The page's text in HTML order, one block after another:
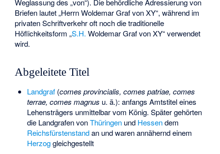
Weglassung des „von“). Die behördliche Adressierung von
Briefen lautet „Herrn Woldemar Graf von XY“, während im
privaten Schriftverkehr oft noch die traditionelle
Höflichkeitsform „S.H. Woldemar Graf von XY“ verwendet
wird.
Abgeleitete Titel
Landgraf(comes provincialis, comes patriae, comes
terrae, comes magnus u. ä.): anfangs Amtstitel eines
Lehensträgers unmittelbar vom König. Später gehörten
die Landgrafen vonThüringenund Hessendem
Reichsfürstenstandan und waren annähernd einem
Herzoggleichgestellt